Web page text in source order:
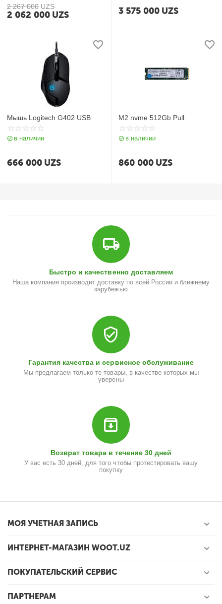
2 267 000 UZS
2 062 000 UZS 3 575 000 UZS
Мышь Logitech G402 USB
в наличии
666 000 UZS
M2 nvme 512Gb Pull
в наличии
860 000 UZS
Быстро и качественно доставляем
Наша компания производит доставку по всей России и ближнему
зарубежью
Гарантия качества и сервисное обслуживание
Мы предлагаем только те товары, в качестве которых мы
уверены
Возврат товара в течение 30 дней
У вас есть 30 дней, для того чтобы протестировать вашу
покупку
МОЯ УЧЕТНАЯ ЗАПИСЬ
ИНТЕРНЕТ-МАГАЗИН WOOT.UZ
ПОКУПАТЕЛЬСКИЙ СЕРВИС
ПАРТНЕРАМ